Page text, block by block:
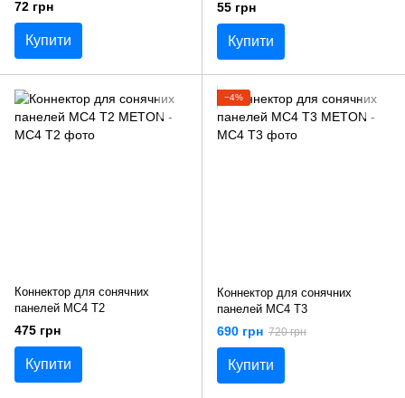
72 грн
Купити
55 грн
Купити
Коннектор для сонячних
панелей MC4 T2
475 грн
Купити
−4%
Коннектор для сонячних
панелей MC4 T3
690 грн 720 грн
Купити